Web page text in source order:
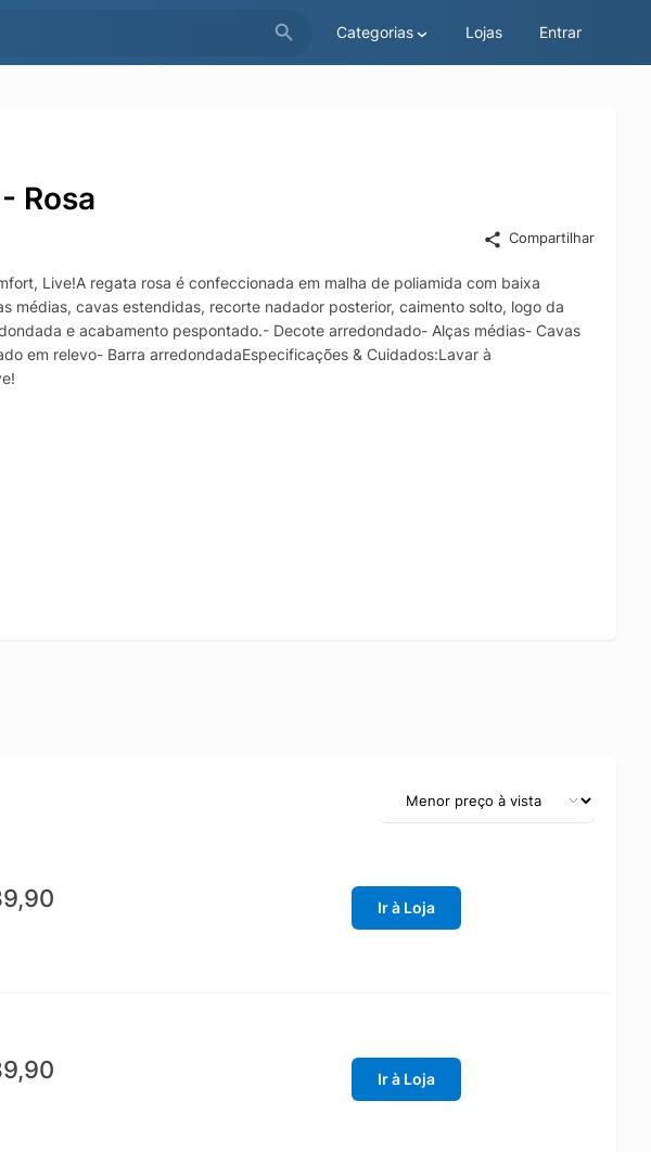
Categorias Lojas Entrar
Rosa
Compartilhar
Live!A regata rosa é confeccionada em malha de poliamida com baixa
médias, cavas estendidas, recorte nadador posterior, caimento solto, logo da
e acabamento pespontado.- Decote arredondado- Alças médias- Cavas
em relevo- Barra arredondadaEspecificações & Cuidados:Lavar à
Ir à Loja
Ir à Loja